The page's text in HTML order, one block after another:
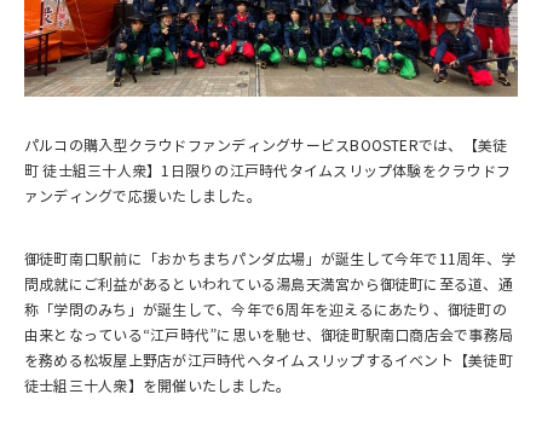
パルコの購入型クラウドファンディングサービスBOOSTERでは、【美徒
町 徒士組三十人衆】1日限りの江戸時代タイムスリップ体験をクラウドフ
ァンディングで応援いたしました。
御徒町南口駅前に「おかちまちパンダ広場」が誕生して今年で11周年、学
問成就にご利益があるといわれている湯島天満宮から御徒町に至る道、通
称「学問のみち」が誕生して、今年で6周年を迎えるにあたり、御徒町の
由来となっている“江戸時代”に思いを馳せ、御徒町駅南口商店会で事務局
を務める松坂屋上野店が江戸時代へタイムスリップするイベント【美徒町
徒士組三十人衆】を開催いたしました。